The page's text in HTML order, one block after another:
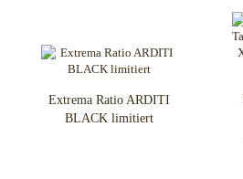
Extrema Ratio ARDITI
BLACK limitiert